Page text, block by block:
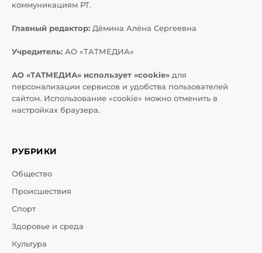
коммуникациям РТ.
Главный редактор: Дёмина Алёна Сергеевна
Учредитель: АО «ТАТМЕДИА»
АО «ТАТМЕДИА» использует «cookie» для
персонализации сервисов и удобства пользователей
сайтом. Использование «cookie» можно отменить в
настройках браузера.
РУБРИКИ
Общество
Происшествия
Спорт
Здоровье и среда
Культура